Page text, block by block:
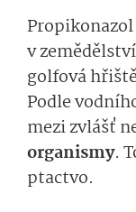
v
golfová
Podle
mezi zvlášť
organismy.
ptactvo.